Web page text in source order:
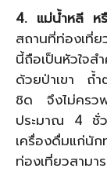
4. แม่น้ำหลี ห
สถานที่ท่องเที่
นี้ถือเป็นหัวใจ
ด้วยป่าเขา ถ้ำ
ชิด จึงไม่ครวพ
ประมาณ 4 ชั่ว
เครื่องดื่มแก่นั
ท่องเที่ยวสามา